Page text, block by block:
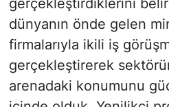
gerçekleştirdiklerini
dünyanın önde gelen
firmalarıyla ikili iş
gerçekleştirerek
arenadaki konumunu